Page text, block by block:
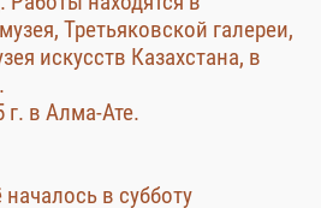
Третьяковской галереи,
искусств Казахстана, в
г. в Алма-Ате.
в субботу